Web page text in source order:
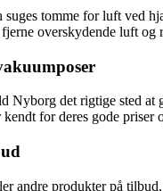
suges tomme for luft
overskydende luft
Nyborg det rigtige sted
for deres gode
andre produkter på